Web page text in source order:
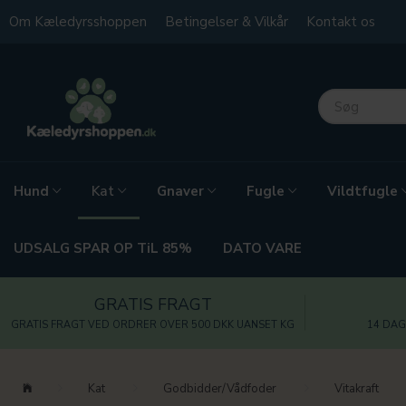
Om Kæledyrsshoppen Betingelser & Vilkår Kontakt os
Hund Kat Gnaver Fugle Vildtfugle
UDSALG SPAR OP TiL 85% DATO VARE
GRATIS FRAGT
GRATIS FRAGT VED ORDRER OVER 500 DKK UANSET KG 14
Kat Godbidder/Vådfoder Vitakraft